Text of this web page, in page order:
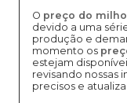
O preço do
devido a uma
produção e
momento os
estejam
revisando nossas
precisos e